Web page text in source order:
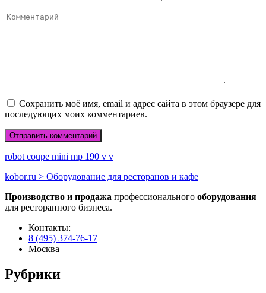
Комментарий
Сохранить моё имя, email и адрес сайта в этом браузере для
последующих моих комментариев.
robot coupe mini mp 190 v v
kobor.ru > Оборудование для ресторанов и кафе
Производство и продажа профессионального оборудования
для ресторанного бизнеса.
Контакты:
8 (495) 374-76-17
Москва
Рубрики